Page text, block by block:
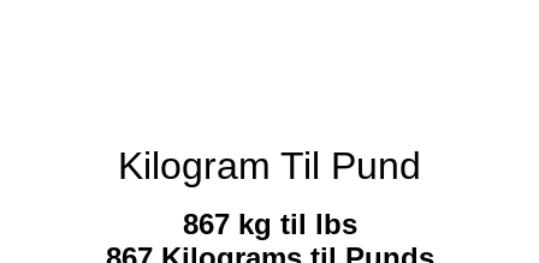
Kilogram Til Pund
867 kg til lbs